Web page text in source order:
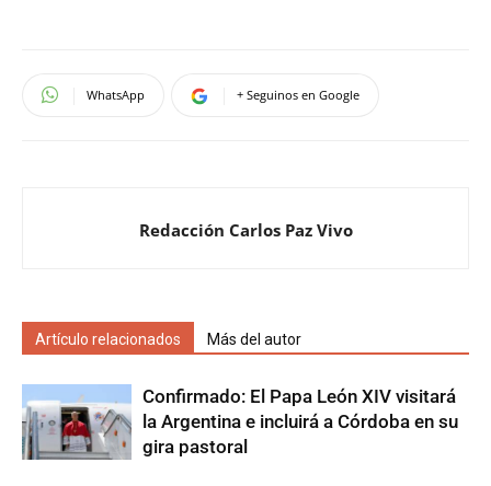
WhatsApp + Seguinos en Google
Redacción Carlos Paz Vivo
Artículo relacionados Más del autor
Confirmado: El Papa León XIV visitará
la Argentina e incluirá a Córdoba en su
gira pastoral